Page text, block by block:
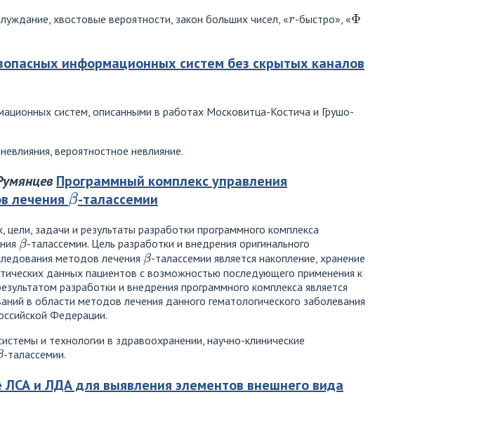
хвостовые вероятности, закон больших чисел, « -быстро», «
Φ
информационных систем без скрытых каналов
систем, описанными в работах Московитца-Костича и Грушо-
вероятностное невлияние.
Программный комплекс управления
лечения
β
-талассемии
задачи и результаты разработки программного комплекса
β
-талассемии. Цель разработки и внедрения оригинального
методов лечения
β
-талассемии является накопление, хранение
данных пациентов с возможностью последующего применения к
разработки и внедрения программного комплекса является
в области методов лечения данного гематологического заболевания
Федерации.
и технологии в здравоохранении, научно-клинические
-талассемии.
и ЛДА для выявления элементов внешнего вида